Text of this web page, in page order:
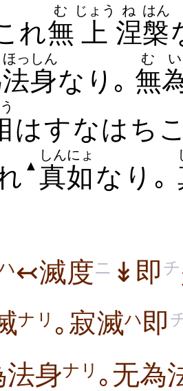
れ無
む
上
じょう
涅
ね
槃
はん
法身
ほっしん
なり｡ 無
むい
はすなはち
▲ 真如
しんにょ
なり｡
↢滅度ニ ↡即 チ
ナリ ｡寂滅ハ即
法身ナリ ｡无為